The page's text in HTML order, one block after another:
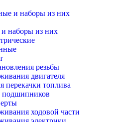
и наборы из них
и наборы из них
резьбы
двигателя
перекачки топлива
ходовой части